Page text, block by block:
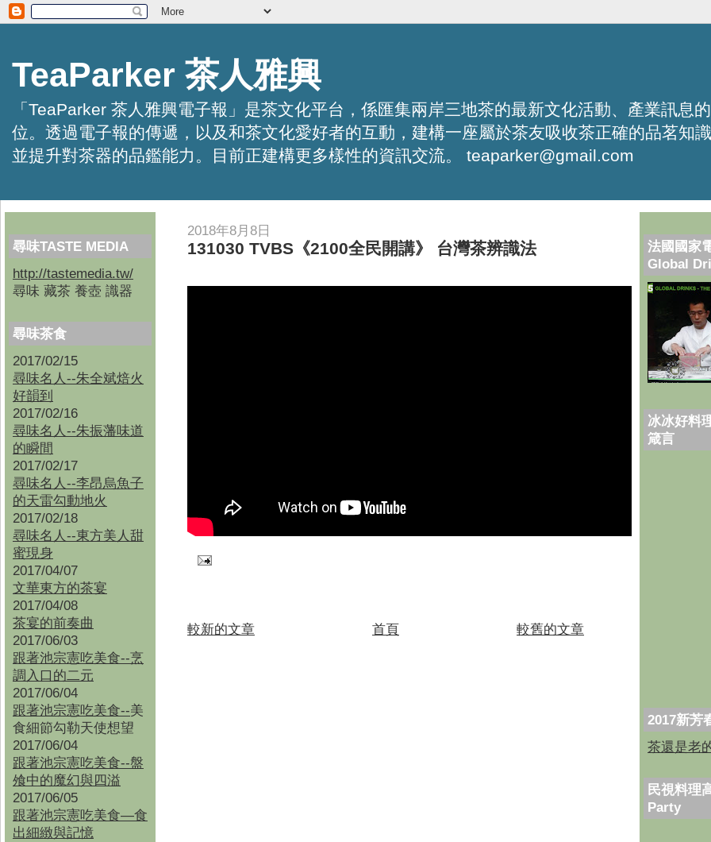
TeaParker 茶人雅興
「TeaParker 茶人雅興電子報」是茶文化平台，係匯集兩岸三地茶的最新文化活動、產業訊息
位。透過電子報的傳遞，以及和茶文化愛好者的互動，建構一座屬於茶友吸收茶正確的品茗知
並提升對茶器的品鑑能力。目前正建構更多樣性的資訊交流。 teaparker@gmail.com
尋味TASTE MEDIA
http://tastemedia.tw/
尋味 藏茶 養壺 識器
尋味茶食
2017/02/15
尋味名人--朱全斌焙火
好韻到
2017/02/16
尋味名人--朱振藩味道
的瞬間
2017/02/17
尋味名人--李昂烏魚子
的天雷勾動地火
2017/02/18
尋味名人--東方美人甜
蜜現身
2017/04/07
文華東方的茶宴
2017/04/08
茶宴的前奏曲
2017/06/03
跟著池宗憲吃美食--烹
調入口的二元
2017/06/04
跟著池宗憲吃美食--美
食細節勾勒天使想望
2017/06/04
跟著池宗憲吃美食--盤
飧中的魔幻與四溢
2017/06/05
跟著池宗憲吃美食—食
出細緻與記憶
2018年8月8日
131030 TVBS《2100全民開講》 台灣茶辨識法
較新的文章 較舊的文章
首頁
法國國家
Global
冰冰好料
箴言
2017新芳
茶還是老
民視料理
Party